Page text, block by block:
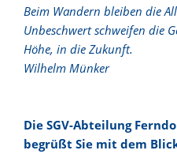
Beim Wandern bleiben die
Unbeschwert schweifen die
Höhe, in die Zukunft.
Wilhelm Münker
Die SGV-Abteilung
begrüßt Sie mit dem